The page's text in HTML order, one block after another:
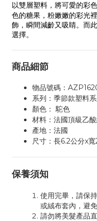
以雙層塑料，將可愛的彩
色的糖果，粉嫩嫩的彩光
飾，瞬間減齡又吸睛。而
選擇。
商品細節
物品號碼：
系列：季節款塑料
顏色： 駝色
材料：法國頂級乙
產地：法國
尺寸：長6.2公分x
保養須知
使用完畢，請保
或絨布套內，避
請勿將美髮產品